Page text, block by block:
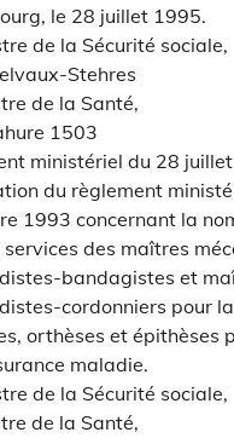
le 28 juillet 1995.
de la Sécurité sociale,
Stehres
de la Santé,
1503
ministériel du 28
du règlement
1993 concernant la
des maîtres
bandagistes et
cordonniers pour
orthèses et épithèses
maladie.
de la Sécurité sociale,
de la Santé,